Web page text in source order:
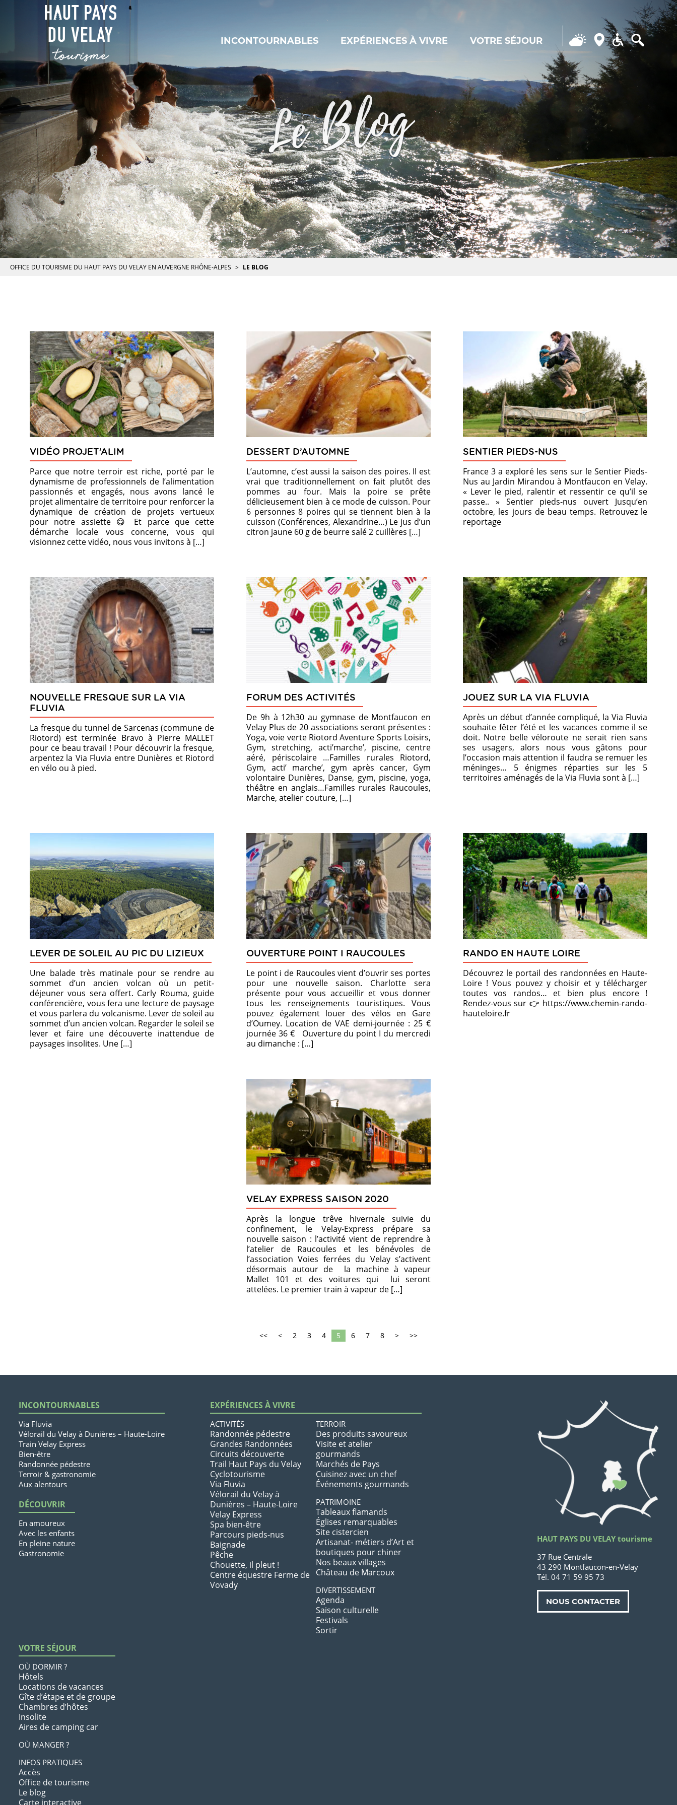
INCONTOURNABLES EXPÉRIENCES À VIVRE VOTRE SÉJOUR
Le Blog
OFFICE DU TOURISME DU HAUT PAYS DU VELAY EN AUVERGNE RHÔNE-ALPES LE BLOG
VIDÉO PROJET’ALIM
Parce que notre terroir est riche, porté par le
dynamisme de professionnels de l’alimentation
passionnés et engagés, nous avons lancé le
projet alimentaire de territoire pour renforcer la
dynamique de création de projets vertueux
pour notre assiette 😋 Et parce que cette
démarche locale vous concerne, vous qui
visionnez cette vidéo, nous vous invitons à […]
DESSERT D’AUTOMNE
L’automne, c’est aussi la saison des poires. Il est
vrai que traditionnellement on fait plutôt des
pommes au four. Mais la poire se prête
délicieusement bien à ce mode de cuisson. Pour
6 personnes 8 poires qui se tiennent bien à la
cuisson (Conférences, Alexandrine…) Le jus d’un
citron jaune 60 g de beurre salé 2 cuillères […]
SENTIER PIEDS-NUS
France 3 a exploré les sens sur le Sentier Pieds-
Nus au Jardin Mirandou à Montfaucon en Velay.
« Lever le pied, ralentir et ressentir ce qu’il se
passe.. » Sentier pieds-nus ouvert Jusqu’en
octobre, les jours de beau temps. Retrouvez le
reportage
NOUVELLE FRESQUE SUR LA VIA
FLUVIA
La fresque du tunnel de Sarcenas (commune de
Riotord) est terminée Bravo à Pierre MALLET
pour ce beau travail ! Pour découvrir la fresque,
arpentez la Via Fluvia entre Dunières et Riotord
en vélo ou à pied.
FORUM DES ACTIVITÉS
De 9h à 12h30 au gymnase de Montfaucon en
Velay Plus de 20 associations seront présentes :
Yoga, voie verte Riotord Aventure Sports Loisirs,
Gym, stretching, acti’marche’, piscine, centre
aéré, périscolaire …Familles rurales Riotord,
Gym, acti’ marche’, gym après cancer, Gym
volontaire Dunières, Danse, gym, piscine, yoga,
théâtre en anglais…Familles rurales Raucoules,
Marche, atelier couture, […]
JOUEZ SUR LA VIA FLUVIA
Après un début d’année compliqué, la Via Fluvia
souhaite fêter l’été et les vacances comme il se
doit. Notre belle véloroute ne serait rien sans
ses usagers, alors nous vous gâtons pour
l’occasion mais attention il faudra se remuer les
méninges… 5 énigmes réparties sur les 5
territoires aménagés de la Via Fluvia sont à […]
LEVER DE SOLEIL AU PIC DU LIZIEUX
Une balade très matinale pour se rendre au
sommet d’un ancien volcan où un petit-
déjeuner vous sera offert. Carly Rouma, guide
conférencière, vous fera une lecture de paysage
et vous parlera du volcanisme. Lever de soleil au
sommet d’un ancien volcan. Regarder le soleil se
lever et faire une découverte inattendue de
paysages insolites. Une […]
OUVERTURE POINT I RAUCOULES
Le point i de Raucoules vient d’ouvrir ses portes
pour une nouvelle saison. Charlotte sera
présente pour vous accueillir et vous donner
tous les renseignements touristiques. Vous
pouvez également louer des vélos en Gare
d’Oumey. Location de VAE demi-journée : 25 €
journée 36 € Ouverture du point I du mercredi
au dimanche : […]
RANDO EN HAUTE LOIRE
Découvrez le portail des randonnées en Haute-
Loire ! Vous pouvez y choisir et y télécharger
toutes vos randos… et bien plus encore !
Rendez-vous sur 👉 https://www.chemin-rando-
hauteloire.fr
VELAY EXPRESS SAISON 2020
Après la longue trêve hivernale suivie du
confinement, le Velay-Express prépare sa
nouvelle saison : l’activité vient de reprendre à
l’atelier de Raucoules et les bénévoles de
l’association Voies ferrées du Velay s’activent
désormais autour de la machine à vapeur
Mallet 101 et des voitures qui lui seront
attelées. Le premier train à vapeur de […]
<< < 2 3 4 5 6 7 8 > >>
INCONTOURNABLES
Via Fluvia
Vélorail du Velay à Dunières – Haute-Loire
Train Velay Express
Bien-être
Randonnée pédestre
Terroir & gastronomie
Aux alentours
DÉCOUVRIR
En amoureux
Avec les enfants
En pleine nature
Gastronomie
EXPÉRIENCES À VIVRE
ACTIVITÉS
Randonnée pédestre
Grandes Randonnées
Circuits découverte
Trail Haut Pays du Velay
Cyclotourisme
Via Fluvia
Vélorail du Velay à
Dunières – Haute-Loire
Velay Express
Spa bien-être
Parcours pieds-nus
Baignade
Pêche
Chouette, il pleut !
Centre équestre Ferme de
Vovady
TERROIR
Des produits savoureux
Visite et atelier
gourmands
Marchés de Pays
Cuisinez avec un chef
Événements gourmands
PATRIMOINE
Tableaux flamands
Églises remarquables
Site cistercien
Artisanat- métiers d’Art et
boutiques pour chiner
Nos beaux villages
Château de Marcoux
DIVERTISSEMENT
Agenda
Saison culturelle
Festivals
Sortir
VOTRE SÉJOUR
OÙ DORMIR ?
Hôtels
Locations de vacances
Gîte d’étape et de groupe
Chambres d’hôtes
Insolite
Aires de camping car
OÙ MANGER ?
INFOS PRATIQUES
Accès
Office de tourisme
Le blog
Carte interactive
HAUT PAYS DU VELAY tourisme
37 Rue Centrale
43 290 Montfaucon-en-Velay
Tél. 04 71 59 95 73
NOUS CONTACTER